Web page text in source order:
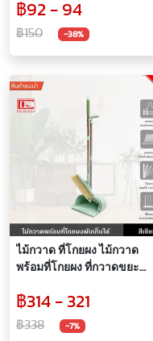
฿92 - 94
฿150 -38%
ไม้กวาด ที่โกยผง ไม้กวาด
พร้อมที่โกยผง ที่กวาดขยะ
ประกอบง่าย พร้อมแปรงกวาด
ฝุ่น เศษผม และสิ่งสกปรก
฿314 - 321
฿338 -7%